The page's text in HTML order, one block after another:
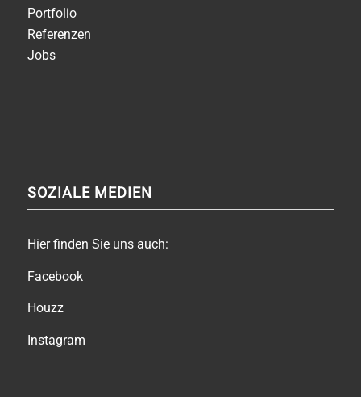
Portfolio
Referenzen
Jobs
SOZIALE MEDIEN
Hier finden Sie uns auch:
Facebook
Houzz
Instagram